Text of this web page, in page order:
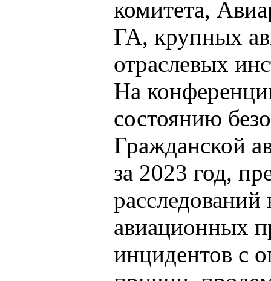
комитета,
ГА, крупных
отраслевых
На
состоянию
Гражданской
за 2023 год,
авиационных
инцидентов с